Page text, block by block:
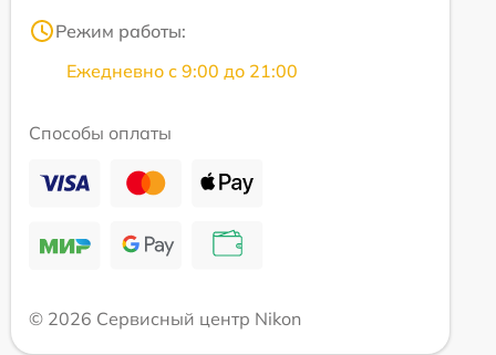
Режим работы:
Ежедневно с 9:00 до 21:00
Способы оплаты
© 2026 Сервисный центр Nikon